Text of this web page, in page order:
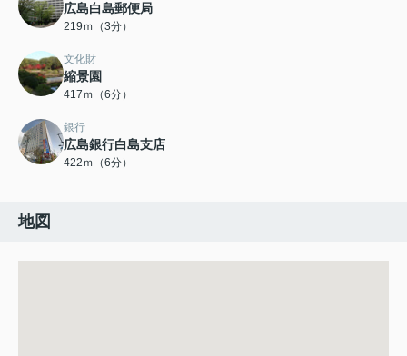
広島白島郵便局
219ｍ（3分）
文化財
縮景園
417ｍ（6分）
銀行
広島銀行白島支店
422ｍ（6分）
地図